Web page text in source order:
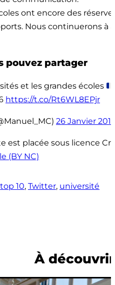
ont encore des
Nous continuerons
pouvez partager
et les grandes écoles
https://t.co/Rt6WL8EPjr
26 Janvier
est placée sous licence
(BY NC)
top 10, Twitter, université
À